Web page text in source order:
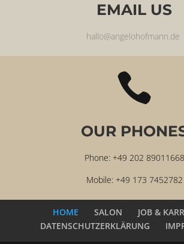
EMAIL US
hallo@angelohofmann.de

OUR
Phone: +49 202 89011668
Mobile: +49 173 7452782
HOME SALON
JOB &
DATENSCHUTZERKLÄRUNG